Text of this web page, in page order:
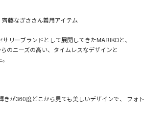
藤なぎささん着用アイテム
リーブランドとして展開してきたMARIKOと、
のニーズの高い、タイムレスなデザインと
が360度どこから見ても美しいデザインで、 フォ